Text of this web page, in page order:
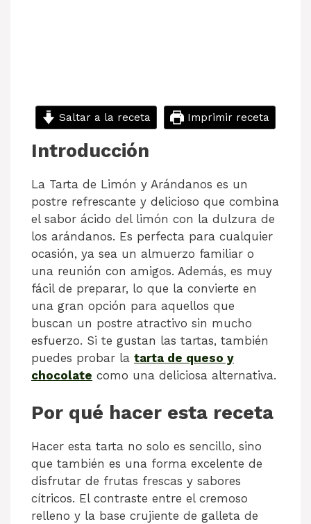
Saltar a la receta Imprimir receta
Introducción
La Tarta de Limón y Arándanos es un
postre refrescante y delicioso que combina
el sabor ácido del limón con la dulzura de
los arándanos. Es perfecta para cualquier
ocasión, ya sea un almuerzo familiar o
una reunión con amigos. Además, es muy
fácil de preparar, lo que la convierte en
una gran opción para aquellos que
buscan un postre atractivo sin mucho
esfuerzo. Si te gustan las tartas, también
puedes probar la tarta de queso y
chocolate como una deliciosa alternativa.
Por qué hacer esta receta
Hacer esta tarta no solo es sencillo, sino
que también es una forma excelente de
disfrutar de frutas frescas y sabores
cítricos. El contraste entre el cremoso
relleno y la base crujiente de galleta de